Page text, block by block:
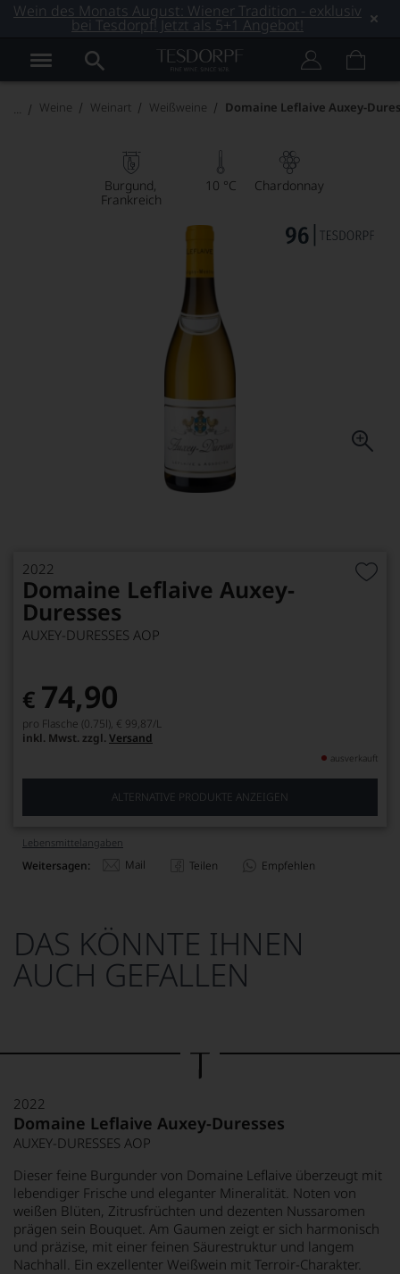
Wein des Monats August: Wiener Tradition - exklusiv
bei Tesdorpf! Jetzt als 5+1 Angebot!
Weine Weinart Weißweine Domaine Leflaive Auxey-
Burgund
Frankreich
10 °C Chardonnay
2022
Domaine Leflaive Auxey-
Duresses
AUXEY-DURESSES AOP
€ 74,90
pro Flasche (0.75l), € 99,87/L
inkl. Mwst. zzgl. Versand
ausverkauft
ALTERNATIVE PRODUKTE ANZEIGEN
Lebensmittel­angaben
Weitersagen: Mail Teilen Empfehlen
DAS KÖNNTE IHNEN
AUCH GEFALLEN
2022
Domaine Leflaive Auxey-Duresses
AUXEY-DURESSES AOP
Dieser feine Burgunder von Domaine Leflaive überzeugt mit
lebendiger Frische und eleganter Mineralität. Noten von
weißen Blüten, Zitrusfrüchten und dezenten Nussaromen
prägen sein Bouquet. Am Gaumen zeigt er sich harmonisch
und präzise, mit einer feinen Säurestruktur und langem
Nachhall. Ein exzellenter Weißwein mit Terroir-Charakter.